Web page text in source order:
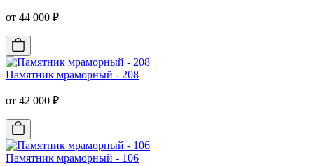
от 44 000 ₽
Памятник мраморный - 208
от 42 000 ₽
Памятник мраморный - 106